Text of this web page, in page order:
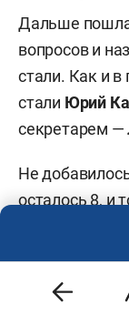
Дальше
вопросов и
стали. Как и
стали Юрий
секретарем —
Не
осталось 8, и
экономике,